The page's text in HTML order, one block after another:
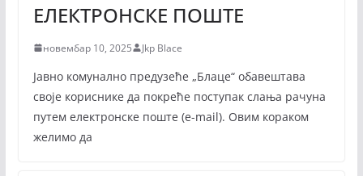
ЕЛЕКТРОНСКЕ ПОШТЕ
новембар 10, 2025 Jkp Blace
Јавно комунално предузеће „Блаце“ обавештава
своје кориснике да покреће поступак слања рачуна
путем електронске поште (е-mail). Овим кораком
желимо да